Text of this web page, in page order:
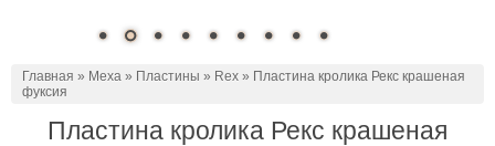
Главная » Меха » Пластины » Rex » Пластина кролика Рекс крашеная
фуксия
Пластина кролика Рекс крашеная